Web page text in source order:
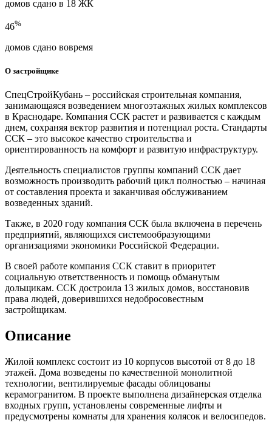
домов сдано в 18 ЖК
46%
домов сдано вовремя
О застройщике
СпецСтройКубань – российская строительная компания,
занимающаяся возведением многоэтажных жилых комплексов
в Краснодаре. Компания ССК растет и развивается с каждым
днем, сохраняя вектор развития и потенциал роста. Стандарты
ССК – это высокое качество строительства и
ориентированность на комфорт и развитую инфраструктуру.
Деятельность специалистов группы компаний ССК дает
возможность производить рабочий цикл полностью – начиная
от составления проекта и заканчивая обслуживанием
возведенных зданий.
Также, в 2020 году компания ССК была включена в перечень
предприятий, являющихся системообразующими
организациями экономики Российской Федерации.
В своей работе компания ССК ставит в приоритет
социальную ответственность и помощь обманутым
дольщикам. ССК достроила 13 жилых домов, восстановив
права людей, доверившихся недобросовестным
застройщикам.
Описание
Жилой комплекс состоит из 10 корпусов высотой от 8 до 18
этажей. Дома возведены по качественной монолитной
технологии, вентилируемые фасады облицованы
керамогранитом. В проекте выполнена дизайнерская отделка
входных групп, установлены современные лифты и
предусмотрены комнаты для хранения колясок и велосипедов.